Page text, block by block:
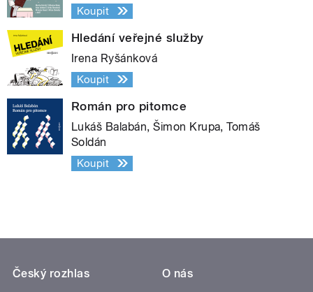
Koupit
Hledání veřejné služby
Irena Ryšánková
Koupit
Román pro pitomce
Lukáš Balabán, Šimon Krupa, Tomáš
Soldán
Koupit
Český rozhlas
O nás